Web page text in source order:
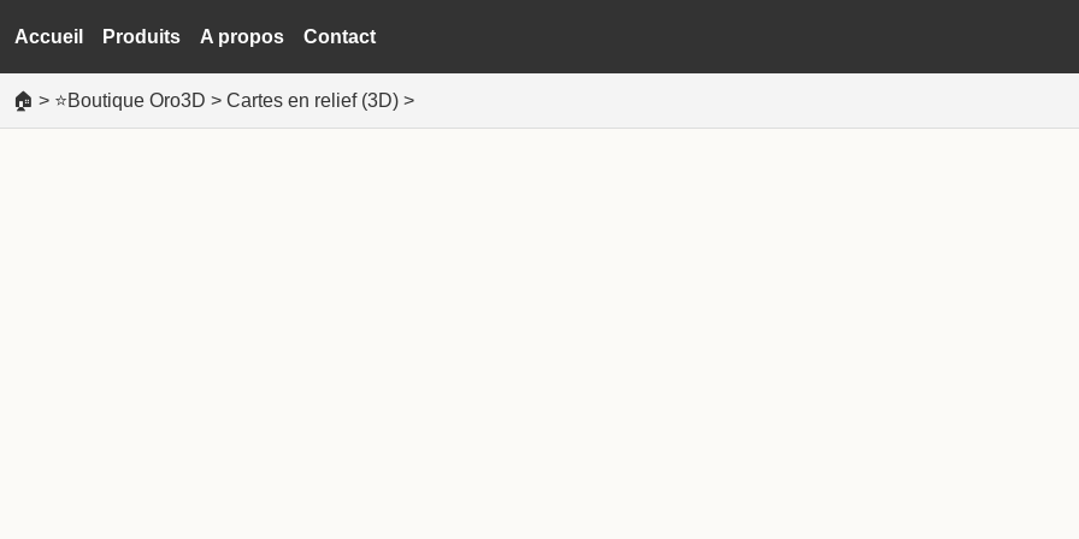
Accueil Produits A propos Contact
🏠 > ⭐Boutique Oro3D > Cartes en relief (3D) >